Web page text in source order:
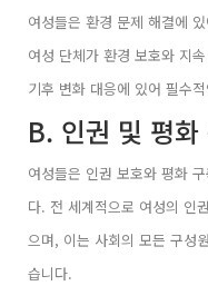
여성들은 환경 문제 해결에
여성 단체가 환경 보호와 지
기후 변화 대응에 있어 필수
B. 인권 및 평화
여성들은 인권 보호와 평화
다. 전 세계적으로 여성의 인
으며, 이는 사회의 모든 구성
습니다.